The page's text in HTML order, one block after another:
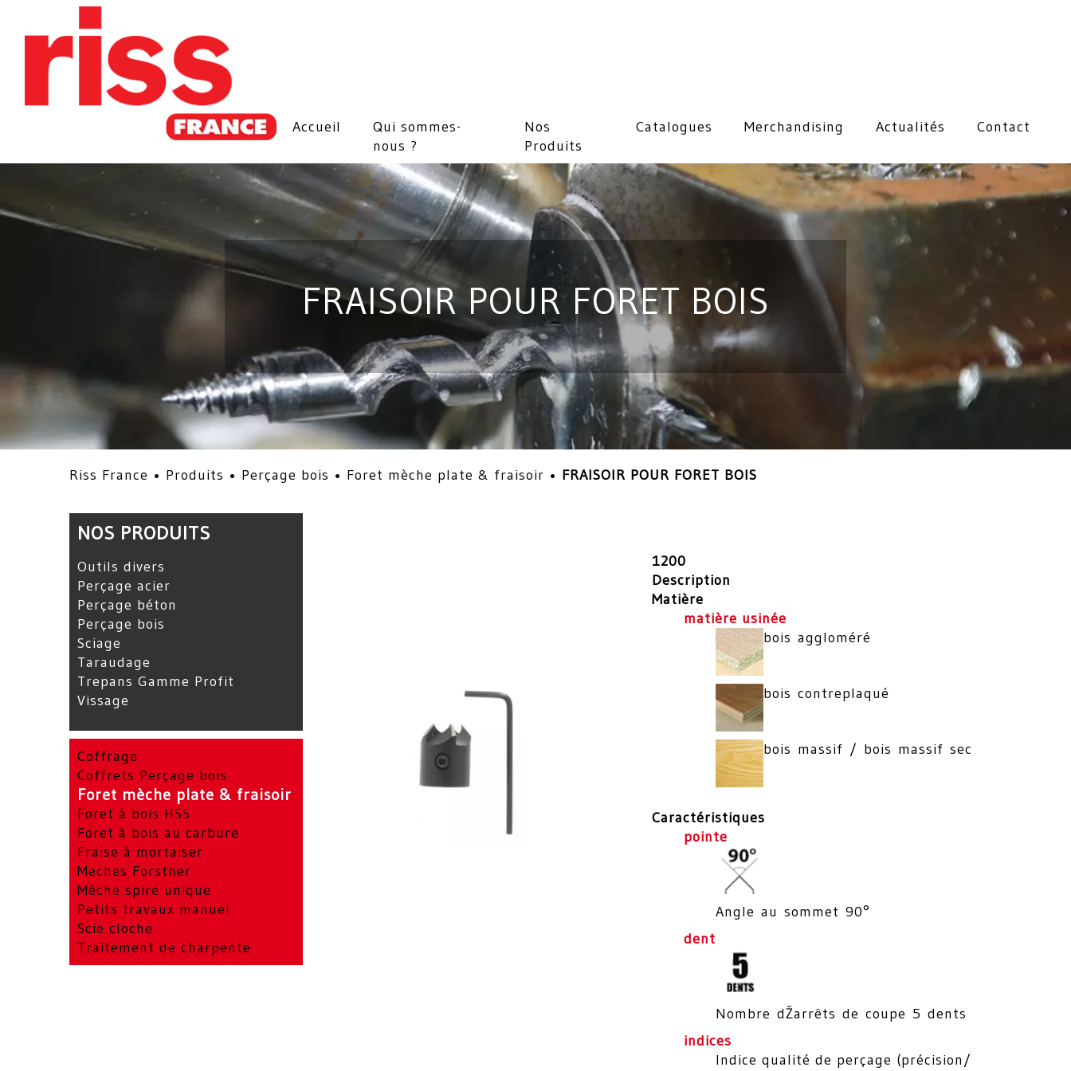
Accueil
Qui sommes-
nous ?
Nos
Produits
Catalogues Merchandising Actualités Contact
FRAISOIR POUR FORET BOIS
Riss France • Produits • Perçage bois • Foret mèche plate & fraisoir • FRAISOIR POUR FORET BOIS
NOS PRODUITS
Outils divers
Perçage acier
Perçage béton
Perçage bois
Sciage
Taraudage
Trepans Gamme Profit
Vissage
Coffrage
Coffrets Perçage bois
Foret mèche plate & fraisoir
Foret à bois HSS
Foret à bois au carbure
Fraise à mortaiser
Meches Forstner
Mèche spire unique
Petits travaux manuel
Scie cloche
Traitement de charpente
1200
Description
Matière
matière usinée
bois aggloméré
bois contreplaqué
bois massif / bois massif sec
Caractéristiques
pointe
Angle au sommet 90°
dent
Nombre dŽarrêts de coupe 5 dents
indices
Indice qualité de perçage (précision/